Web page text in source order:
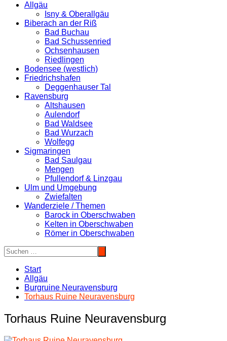
Allgäu
Isny & Oberallgäu
Biberach an der Riß
Bad Buchau
Bad Schussenried
Ochsenhausen
Riedlingen
Bodensee (westlich)
Friedrichshafen
Deggenhauser Tal
Ravensburg
Altshausen
Aulendorf
Bad Waldsee
Bad Wurzach
Wolfegg
Sigmaringen
Bad Saulgau
Mengen
Pfullendorf & Linzgau
Ulm und Umgebung
Zwiefalten
Wanderziele / Themen
Barock in Oberschwaben
Kelten in Oberschwaben
Römer in Oberschwaben
Start
Allgäu
Burgruine Neuravensburg
Torhaus Ruine Neuravensburg
Torhaus Ruine Neuravensburg